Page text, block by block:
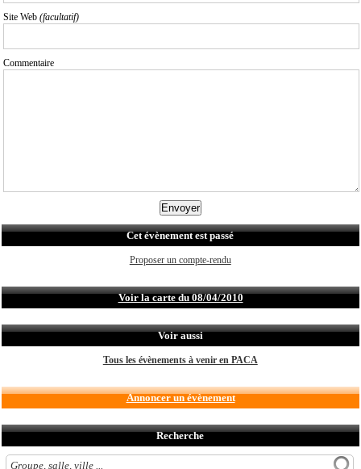
Site Web (facultatif)
Commentaire
Cet évènement est passé
Proposer un compte-rendu
Voir la carte du 08/04/2010
Voir aussi
Tous les évènements à venir en PACA
Annoncer un évènement
Recherche